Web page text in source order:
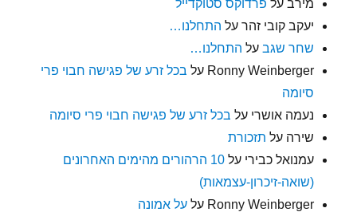
מירב על פרדוקס סטוקדייל
יעקב קובי זהר על התחלנו…
שחר שגב על התחלנו…
Ronny Weinberger על בכל זרע של פגישה חבוי פרי
סיומה
נעמה אושרי על בכל זרע של פגישה חבוי פרי סיומה
שירה על תזכורת
עמנואל כבירי על
10 הרהורים מהימים האחרונים
(שואה-זיכרון-עצמאות)
Ronny Weinberger עלעל אמונה